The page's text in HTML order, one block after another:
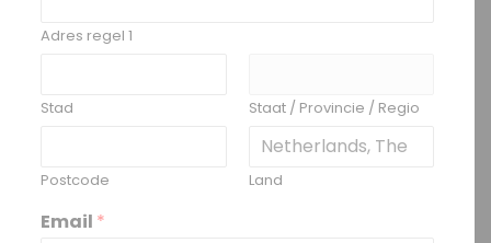
Adres regel 1
Stad Staat / Provincie / Regio
Postcode Land
Email *